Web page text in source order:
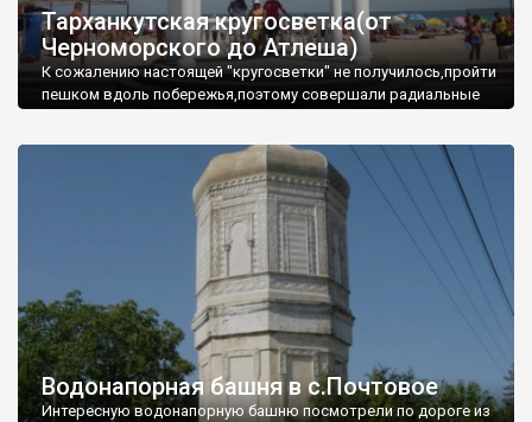
Тарханкутская кругосветка(от
Черноморского до Атлеша)
К сожалению настоящей "кругосветки" не получилось,пройти
пешком вдоль побережья,поэтому совершали радиальные
Водонапорная башня в с.Почтовое
Интересную водонапорную башню посмотрели по дороге из